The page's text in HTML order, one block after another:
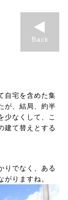
Back
自宅を含めた集
が、結局、約半
少なくして、こ
建て替えとする
りでなく、ある
りますね。